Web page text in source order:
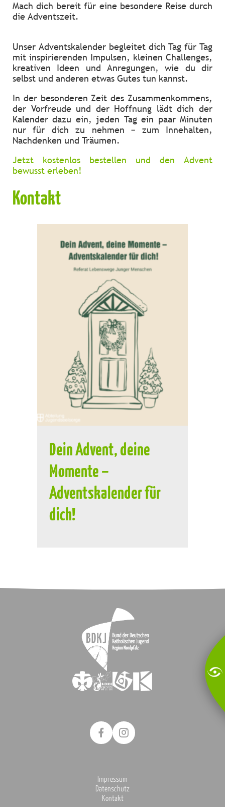
Mach dich bereit für eine besondere Reise durch
die Adventszeit.
Unser Adventskalender begleitet dich Tag für Tag
mit inspirierenden Impulsen, kleinen Challenges,
kreativen Ideen und Anregungen, wie du dir
selbst und anderen etwas Gutes tun kannst.
In der besonderen Zeit des Zusammenkommens,
der Vorfreude und der Hoffnung lädt dich der
Kalender dazu ein, jeden Tag ein paar Minuten
nur für dich zu nehmen – zum Innehalten,
Nachdenken und Träumen.
Jetzt kostenlos bestellen und den Advent
bewusst erleben!
Kontakt
Dein Advent, deine
Momente –
Adventskalender für
dich!
Impressum
Datenschutz
Kontakt